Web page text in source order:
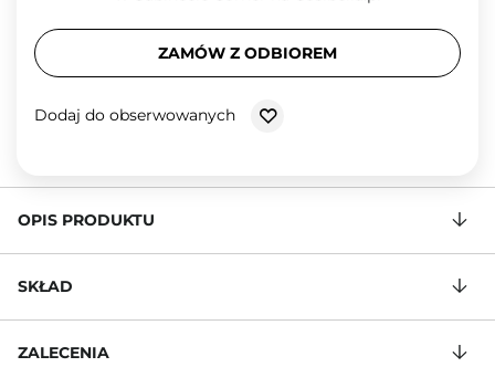
ZAMÓW Z ODBIOREM
Dodaj do obserwowanych
OPIS PRODUKTU
SKŁAD
ZALECENIA